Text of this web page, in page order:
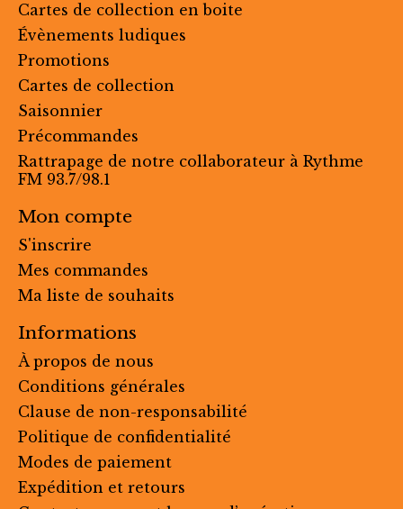
Cartes de collection en boite
Évènements ludiques
Promotions
Cartes de collection
Saisonnier
Précommandes
Rattrapage de notre collaborateur à Rythme
FM 93.7/98.1
Mon compte
S'inscrire
Mes commandes
Ma liste de souhaits
Informations
À propos de nous
Conditions générales
Clause de non-responsabilité
Politique de confidentialité
Modes de paiement
Expédition et retours